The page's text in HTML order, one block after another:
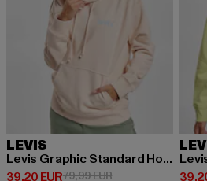
LEVIS
Levis Graphic Standard Hoodie
39,20 EUR
Derzeitiger Preis: 39,20 EUR
79,99 EURAktionspreis: 79,99